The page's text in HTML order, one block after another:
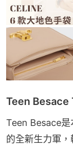
Teen Besace
Teen Besace
的全新生力軍，